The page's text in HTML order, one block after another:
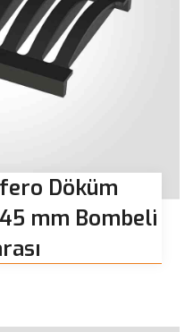
Döküm
mm Bombeli